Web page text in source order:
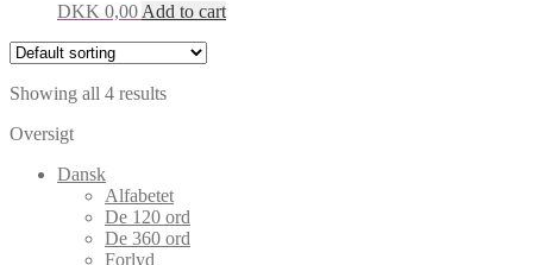
DKK 0,00 Add to cart
Showing all 4 results
Oversigt
Dansk
Alfabetet
De 120 ord
De 360 ord
Forlyd